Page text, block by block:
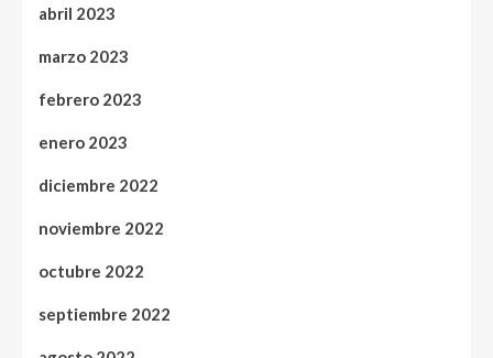
abril 2023
marzo 2023
febrero 2023
enero 2023
diciembre 2022
noviembre 2022
octubre 2022
septiembre 2022